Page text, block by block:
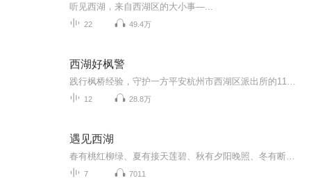
听见西湖，来自西湖区的大小事—...
22 49.4万
西湖好枫警
12 28.8万
遇见西湖
7 7011